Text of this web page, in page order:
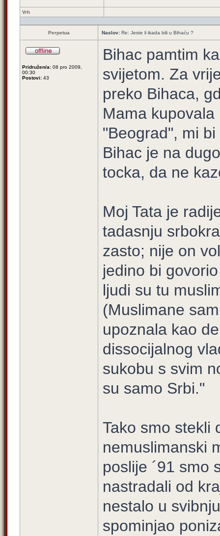
Vrh
Perpetua Naslov: Re: Jeste li ikada bili u Bihaću ?
Pridružen/a: 08 pro 2009,
00:30
Postovi: 43
Bihac pamtim
svijetom. Za
preko Bihaca,
Mama
"Beograd", mi
Bihac je na
tocka, da ne
Moj Tata je
tadasnju
zasto; nije on
jedino bi
ljudi su tu
(Muslimane
upoznala kao
dissocijalnog
sukobu s svim
su samo Srbi."
Tako smo stekli
nemuslimanski
poslije ´91 smo
nastradali od
nestalo u
spominjao